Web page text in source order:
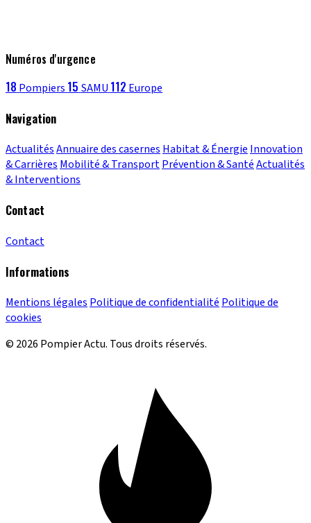
Numéros d'urgence
18 Pompiers 15 SAMU 112 Europe
Navigation
ActualitésAnnuaire des casernes Habitat & Énergie Innovation
& Carrières Mobilité & TransportPrévention & SantéActualités
& Interventions
Contact
Contact
Informations
Mentions légales Politique de confidentialité Politique de
cookies
© 2026 Pompier Actu. Tous droits réservés.